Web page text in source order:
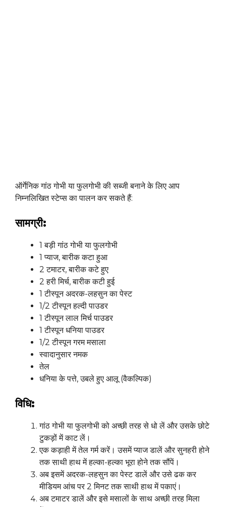
ऑर्गेनिक गांठ गोभी या फुलगोभी की सब्जी बनाने के लिए आप
निम्नलिखित स्टेप्स का पालन कर सकते हैं:
सामग्री:
1 बड़ी गांठ गोभी या फुलगोभी
1 प्याज, बारीक कटा हुआ
2 टमाटर, बारीक कटे हुए
2 हरी मिर्च, बारीक कटी हुई
1 टीस्पून अदरक-लहसुन का पेस्ट
1/2 टीस्पून हल्दी पाउडर
1 टीस्पून लाल मिर्च पाउडर
1 टीस्पून धनिया पाउडर
1/2 टीस्पून गरम मसाला
स्वादानुसार नमक
तेल
धनिया के पत्ते, उबले हुए आलू (वैकल्पिक)
विधि:
गांठ गोभी या फुलगोभी को अच्छी तरह से धो लें और उसके छोटे
टुकड़ों में काट लें।
एक कड़ाही में तेल गर्म करें। उसमें प्याज डालें और सुनहरी होने
तक साथी हाथ में हल्का-हल्का भूरा होने तक सौंपें।
अब इसमें अदरक-लहसुन का पेस्ट डालें और उसे ढक कर
मीडियम आंच पर 2 मिनट तक साथी हाथ में पकाएं।
अब टमाटर डालें और इसे मसालों के साथ अच्छी तरह मिला